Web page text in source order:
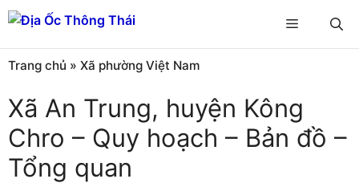
Chuyển
đến
nội
dung
Menu
Trang chủ » Xã phường Việt Nam
Xã An Trung, huyện Kông
Chro – Quy hoạch – Bản đồ –
Tổng quan